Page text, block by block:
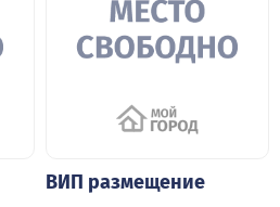
ВИП размещение